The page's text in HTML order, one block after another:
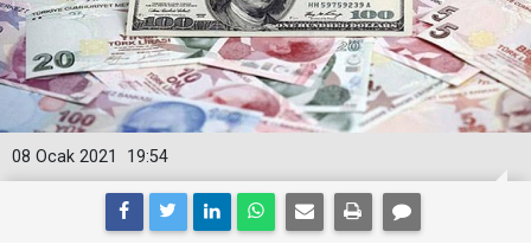
19:54
08 Ocak 2021